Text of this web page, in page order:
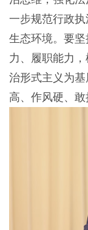
一步规范行政
生态环境。要
力、履职能力
治形式主义为
高、作风硬、敢